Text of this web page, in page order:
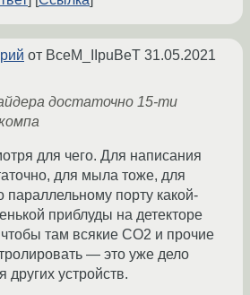
от BceM_IIpuBeT 31.05.2021
достаточно 15-ти
для чего. Для написания
для мыла тоже, для
параллельному порту какой-
приблуды на детекторе
там всякие CO2 и прочие
— это уже дело
других устройств.